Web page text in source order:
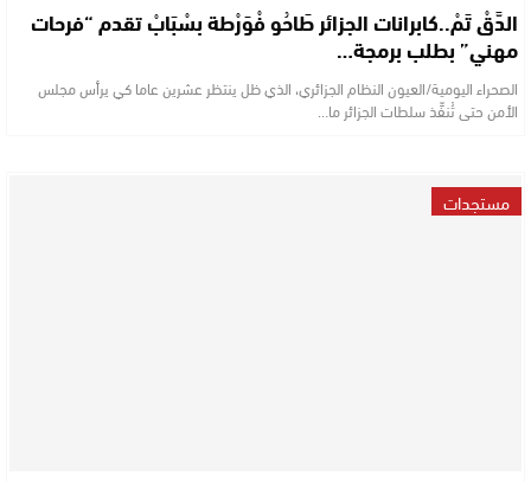
الدَّقْ تَمْ..كابرانات الجزائر طَاحُو فْوَرْطة بسْبَابْ تقدم “فرحات
مهني” بطلب برمجة…
الصحراء اليومية/العيون النظام الجزائري، الذي ظل ينتظر عشرين عاما كي يرأس مجلس
الأمن حتى تُنفِّذ سلطات الجزائر ما…
مستجدات